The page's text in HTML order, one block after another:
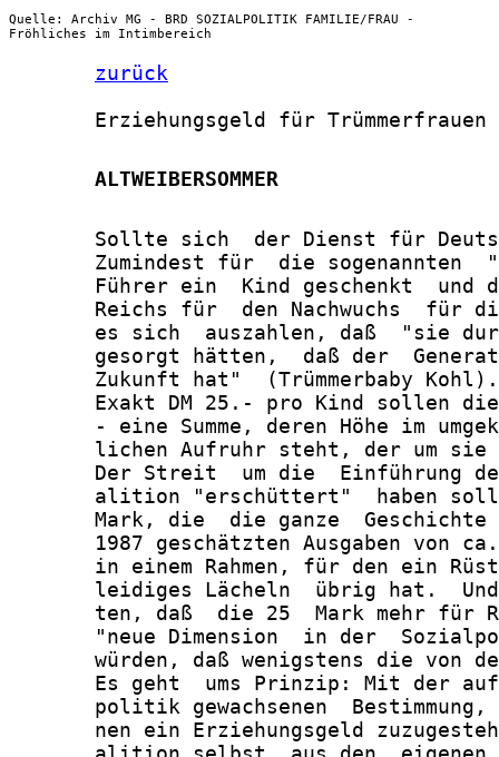
Quelle: Archiv MG - BRD SOZIALPOLITIK FAMILIE/FRAU -
Fröhliches im Intimbereich
zurück
       Erziehungsgeld für Trümmerfrauen
       ALTWEIBERSOMMER
Sollte sich  der Dienst für
Zumindest für  die sogenannten
Führer ein  Kind geschenkt  und
Reichs für  den Nachwuchs  für
es sich  auszahlen, daß  "sie
gesorgt hätten,  daß der
Zukunft hat"  (Trümmerbaby
Exakt DM 25.- pro Kind sollen
- eine Summe, deren Höhe im
lichen Aufruhr steht, der um sie
Der Streit  um die  Einführung
alition "erschüttert"  haben
Mark, die  die ganze
1987 geschätzten Ausgaben von
in einem Rahmen, für den ein
leidiges Lächeln  übrig hat.
ten, daß  die 25  Mark mehr für
"neue Dimension  in der
würden, daß wenigstens die von
Es geht  ums Prinzip: Mit der
politik gewachsenen
nen ein Erziehungsgeld